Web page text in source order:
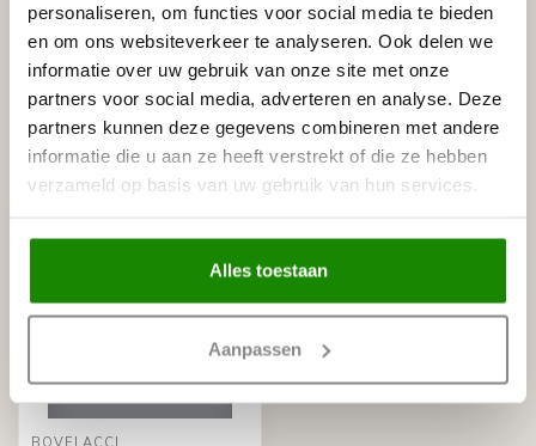
personaliseren, om functies voor social media te bieden
en om ons websiteverkeer te analyseren. Ook delen we
informatie over uw gebruik van onze site met onze
partners voor social media, adverteren en analyse. Deze
partners kunnen deze gegevens combineren met andere
informatie die u aan ze heeft verstrekt of die ze hebben
verzameld op basis van uw gebruik van hun services.
Alles toestaan
Aanpassen
NMC
NMC Adefix lijmkoker 310 ml
Op voorraad
€8,95
Recent bekeken